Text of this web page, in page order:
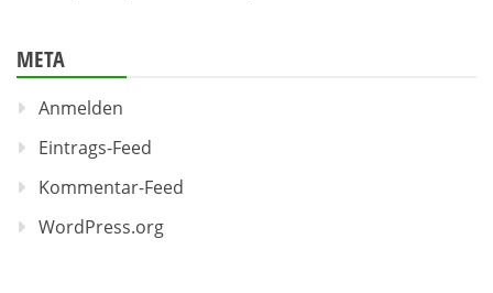
META
Anmelden
Eintrags-Feed
Kommentar-Feed
WordPress.org